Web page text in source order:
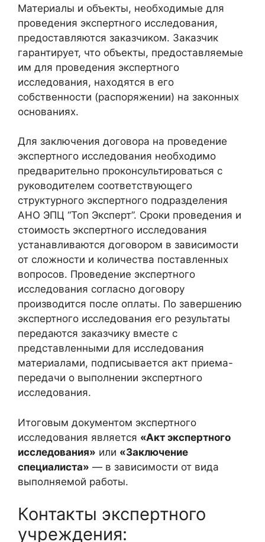
Материалы и объекты, необходимые для
проведения экспертного исследования,
предоставляются заказчиком. Заказчик
гарантирует, что объекты, предоставляемые
им для проведения экспертного
исследования, находятся в его
собственности (распоряжении) на законных
основаниях.
Для заключения договора на проведение
экспертного исследования необходимо
предварительно проконсультироваться с
руководителем соответствующего
структурного экспертного подразделения
АНО ЭПЦ “Топ Эксперт”. Сроки проведения и
стоимость экспертного исследования
устанавливаются договором в зависимости
от сложности и количества поставленных
вопросов. Проведение экспертного
исследования согласно договору
производится после оплаты. По завершению
экспертного исследования его результаты
передаются заказчику вместе с
представленными для исследования
материалами, подписывается акт приема-
передачи о выполнении экспертного
исследования.
Итоговым документом экспертного
исследования является «Акт экспертного
исследования» или «Заключение
специалиста» — в зависимости от вида
выполняемой работы.
Контакты экспертного
учреждения: